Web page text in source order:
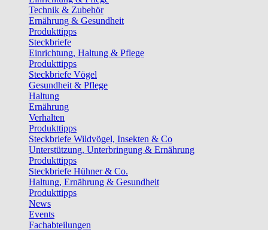
Technik & Zubehör
Ernährung & Gesundheit
Produkttipps
Steckbriefe
Einrichtung, Haltung & Pflege
Produkttipps
Steckbriefe Vögel
Gesundheit & Pflege
Haltung
Ernährung
Verhalten
Produkttipps
Steckbriefe Wildvögel, Insekten & Co
Unterstützung, Unterbringung & Ernährung
Produkttipps
Steckbriefe Hühner & Co.
Haltung, Ernährung & Gesundheit
Produkttipps
News
Events
Fachabteilungen